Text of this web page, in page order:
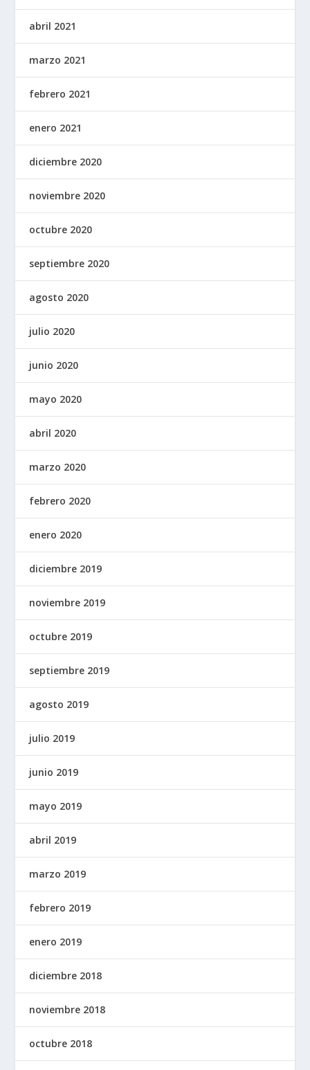
abril 2021
marzo 2021
febrero 2021
enero 2021
diciembre 2020
noviembre 2020
octubre 2020
septiembre 2020
agosto 2020
julio 2020
junio 2020
mayo 2020
abril 2020
marzo 2020
febrero 2020
enero 2020
diciembre 2019
noviembre 2019
octubre 2019
septiembre 2019
agosto 2019
julio 2019
junio 2019
mayo 2019
abril 2019
marzo 2019
febrero 2019
enero 2019
diciembre 2018
noviembre 2018
octubre 2018